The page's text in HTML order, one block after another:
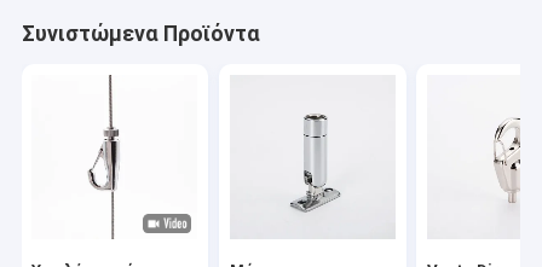
Συνιστώμενα Προϊόντα